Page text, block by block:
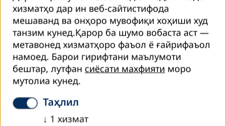
Август 2021
БА ИТМОМ РАСИДАНИ КУРСИ КАСБӢ ОИД БА
“ДӮЗАНДАГЙ” ДАР МУАССИСАИ ИСЛОҲИИ
3\6, ноҳияи ЁВОН
Рӯзи 09 августи соли 2021 дар муассисаи ислоҳии(МИ)
3\6, воқеъ дар ноҳияи Ёвон, барои 20 марди
маҳкумшудагоне, ки дар курси касбии «Дузандагй»
таълим гирифтаанд имтиҳон ташкил карда шуд.
хизматҳо дар ин веб-сайтистифода
мешаванд ва онҳоро мувофиқи хоҳиши худ
танзим кунед.Қарор ба шумо вобаста аст —
метавонед хизматҳоро фаъол ё ғайрифаъол
намоед. Барои гирифтани маълумоти
бештар, лутфан сиёсати махфияти моро
мутолиа кунед.
Таҳлил
↓ 1 хизмат